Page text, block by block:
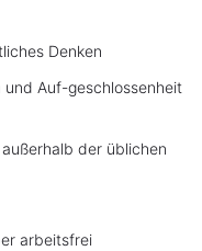
Denken
und Auf-geschlossenheit
der üblichen
arbeitsfrei